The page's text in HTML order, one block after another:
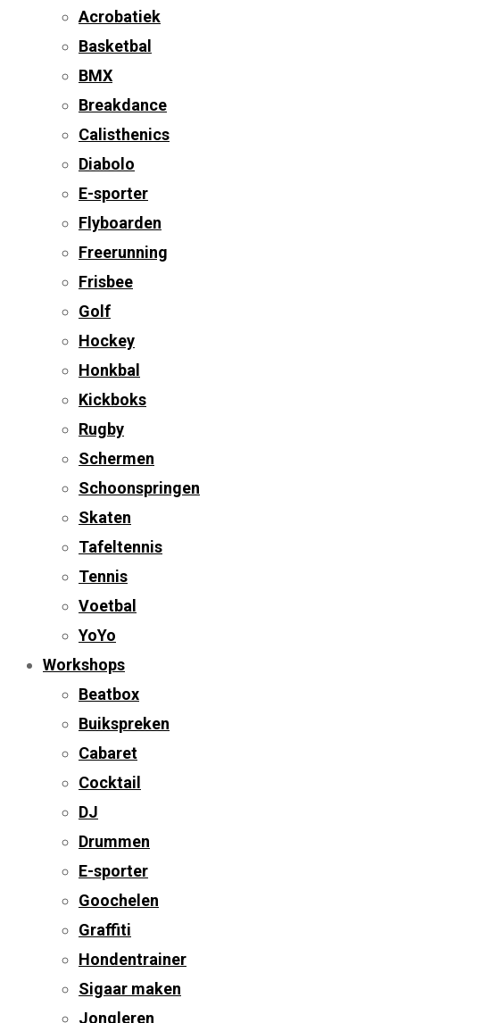
Acrobatiek
Basketbal
BMX
Breakdance
Calisthenics
Diabolo
E-sporter
Flyboarden
Freerunning
Frisbee
Golf
Hockey
Honkbal
Kickboks
Rugby
Schermen
Schoonspringen
Skaten
Tafeltennis
Tennis
Voetbal
YoYo
Workshops
Beatbox
Buikspreken
Cabaret
Cocktail
DJ
Drummen
E-sporter
Goochelen
Graffiti
Hondentrainer
Sigaar maken
Jongleren